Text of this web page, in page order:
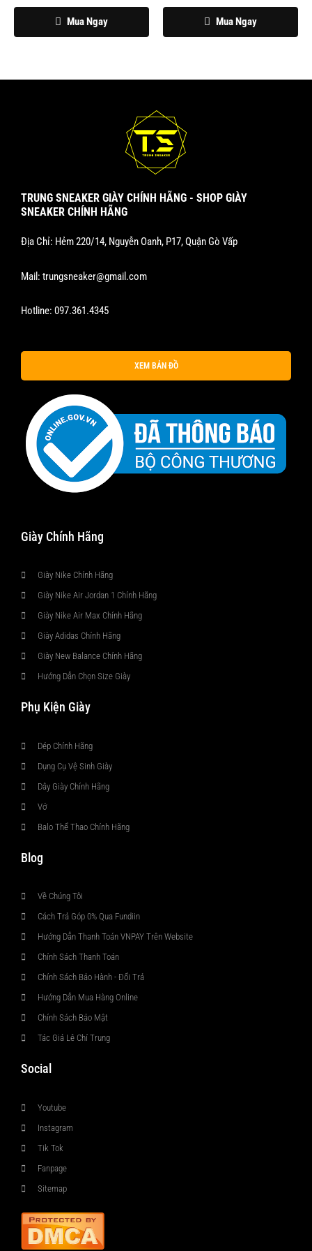
Mua Ngay
chọn
phẩm
Mua Ngay
chọn
phẩm
TRUNG SNEAKER GIÀY CHÍNH HÃNG - SHOP GIÀY
SNEAKER CHÍNH HÃNG
Địa Chỉ: Hẻm 220/14, Nguyễn Oanh, P17, Quận Gò Vấp
Mail: trungsneaker@gmail.com
Hotline: 097.361.4345
XEM BẢN ĐỒ
Giày Chính Hãng
Giày Nike Chính Hãng
Giày Nike Air Jordan 1 Chính Hãng
Giày Nike Air Max Chính Hãng
Giày Adidas Chính Hãng
Giày New Balance Chính Hãng
Hướng Dẫn Chọn Size Giày
Phụ Kiện Giày
Dép Chính Hãng
Dụng Cụ Vệ Sinh Giày
Dây Giày Chính Hãng
Vớ
Balo Thể Thao Chính Hãng
Blog
Về Chúng Tôi
Cách Trả Góp 0% Qua Fundiin
Hướng Dẫn Thanh Toán VNPAY Trên Website
Chính Sách Thanh Toán
Chính Sách Bảo Hành - Đổi Trả
Hướng Dẫn Mua Hàng Online
Chính Sách Bảo Mật
Tác Giả Lê Chí Trung
Social
Youtube
Instagram
Tik Tok
Fanpage
Sitemap